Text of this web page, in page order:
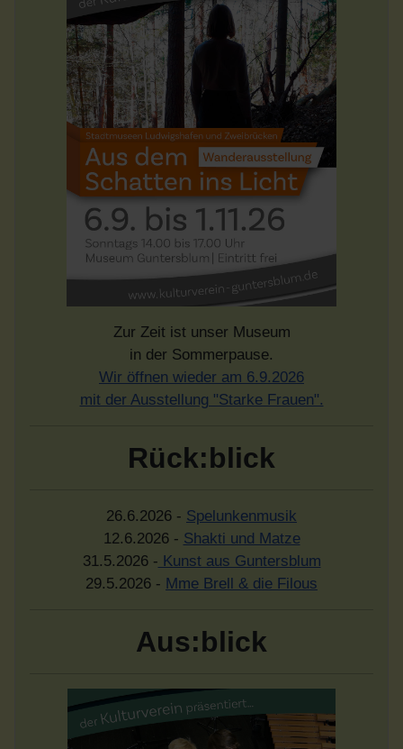
Zur Zeit ist unser Museum
in der Sommerpause.
Wir öffnen wieder am 6.9.2026
mit der Ausstellung "Starke Frauen".
Rück:blick
26.6.2026 - Spelunkenmusik
12.6.2026 - Shakti und Matze
31.5.2026 - Kunst aus Guntersblum
29.5.2026 - Mme Brell & die Filous
Aus:blick